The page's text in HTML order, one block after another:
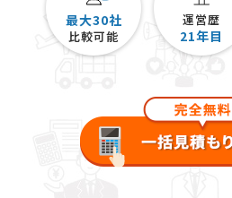
最大30社
比較可能
運営歴
21年目